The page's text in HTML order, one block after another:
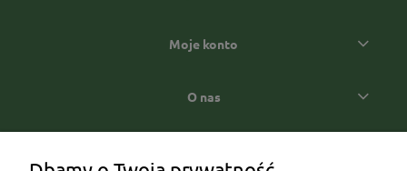
Moje konto
O nas